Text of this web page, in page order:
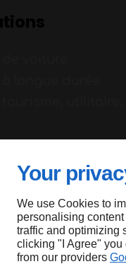
Your
We use Cookies to
personalising
traffic and optimizing
clicking "I Agree"
from our providers